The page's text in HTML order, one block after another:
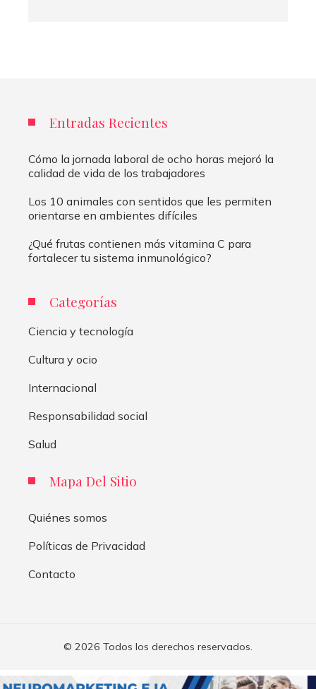
Entradas Recientes
Cómo la jornada laboral de ocho horas mejoró la
calidad de vida de los trabajadores
Los 10 animales con sentidos que les permiten
orientarse en ambientes difíciles
¿Qué frutas contienen más vitamina C para
fortalecer tu sistema inmunológico?
Categorías
Ciencia y tecnología
Cultura y ocio
Internacional
Responsabilidad social
Salud
Mapa Del Sitio
Quiénes somos
Políticas de Privacidad
Contacto
© 2026 Todos los derechos reservados.